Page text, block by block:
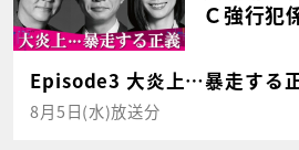
Ｃ強行犯
Episode3 大炎上…暴走する
8月5日(水)放送分